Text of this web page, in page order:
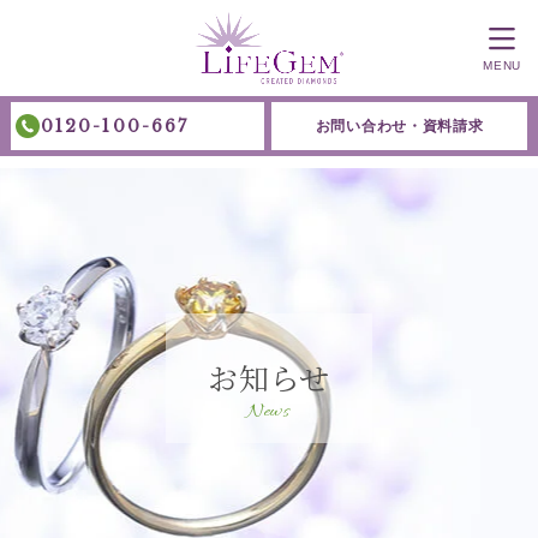
0120-100-667 お問い合わせ・資料請求
MENU
お知らせ
News